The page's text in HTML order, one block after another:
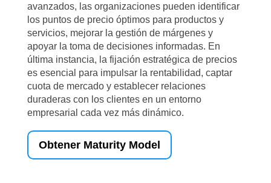
avanzados, las organizaciones pueden identificar
los puntos de precio óptimos para productos y
servicios, mejorar la gestión de márgenes y
apoyar la toma de decisiones informadas. En
última instancia, la fijación estratégica de precios
es esencial para impulsar la rentabilidad, captar
cuota de mercado y establecer relaciones
duraderas con los clientes en un entorno
empresarial cada vez más dinámico.
Obtener Maturity Model